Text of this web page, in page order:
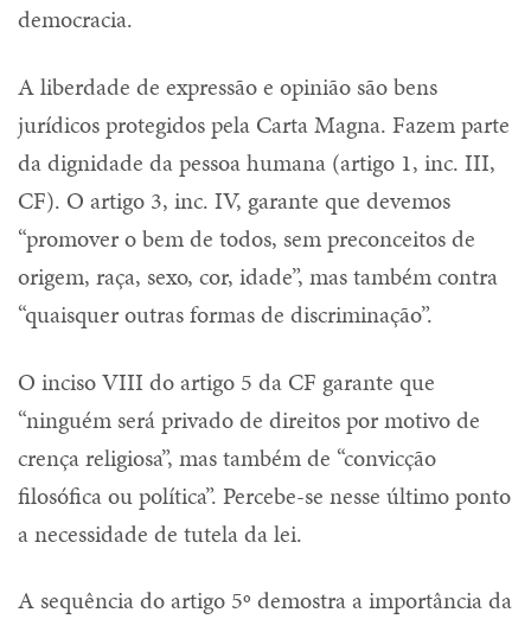
democracia.
A liberdade de expressão e opinião são bens
jurídicos protegidos pela Carta Magna. Fazem parte
da dignidade da pessoa humana (artigo 1, inc. III,
CF). O artigo 3, inc. IV, garante que devemos
“promover o bem de todos, sem preconceitos de
origem, raça, sexo, cor, idade”, mas também contra
“quaisquer outras formas de discriminação”.
O inciso VIII do artigo 5 da CF garante que
“ninguém será privado de direitos por motivo de
crença religiosa”, mas também de “convicção
filosófica ou política”. Percebe-se nesse último ponto
a necessidade de tutela da lei.
A sequência do artigo 5º demostra a importância da